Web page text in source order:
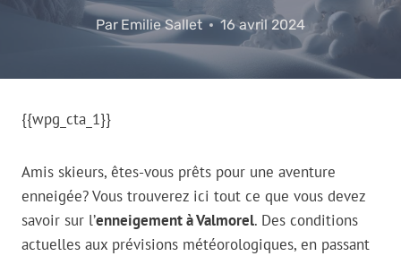
ParEmilie Sallet 16 avril 2024
{{wpg_cta_1}}
Amis skieurs, êtes-vous prêts pour une aventure
enneigée? Vous trouverez ici tout ce que vous devez
savoir sur l’enneigement à Valmorel. Des conditions
actuelles aux prévisions météorologiques, en passant